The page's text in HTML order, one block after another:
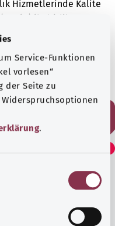
Service-Funktionen
vorlesen“
der Seite zu
.
Hizmetlerinde Kalite
ile birlikte
buldunuz